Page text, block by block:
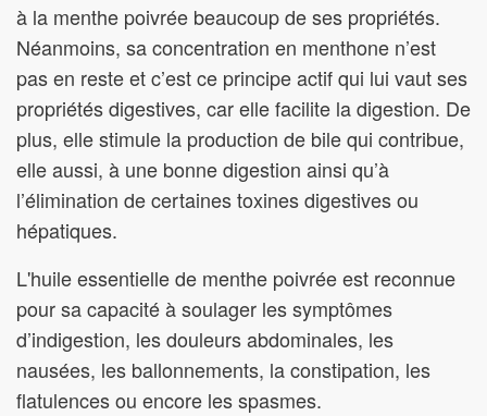
à la menthe poivrée beaucoup de ses propriétés.
Néanmoins, sa concentration en menthone n’est
pas en reste et c’est ce principe actif qui lui vaut ses
propriétés digestives, car elle facilite la digestion. De
plus, elle stimule la production de bile qui contribue,
elle aussi, à une bonne digestion ainsi qu’à
l’élimination de certaines toxines digestives ou
hépatiques.
L'huile essentielle de menthe poivrée est reconnue
pour sa capacité à soulager les symptômes
d’indigestion, les douleurs abdominales, les
nausées, les ballonnements, la constipation, les
flatulences ou encore les spasmes.